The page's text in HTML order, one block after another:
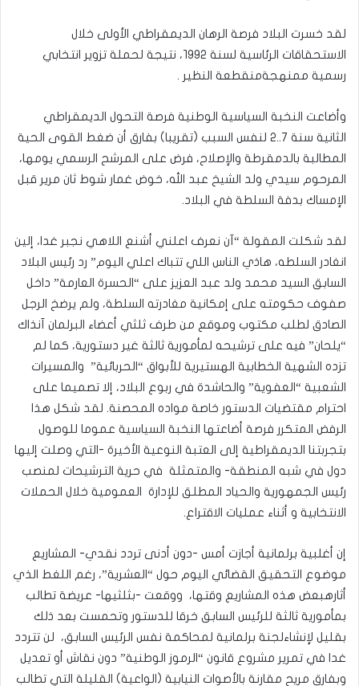
لقد خسرت البلاد فرصة الرهان الديمقراطي الأولى خلال
الاستحقاقات الرئاسية لسنة ١٩٩٢، نتيجة لحملة تزوير انتخابي
رسمية ممنهجةمنقطعة النظير .
وأضاعت النخبة السياسية الوطنية فرصة التحول الديمقراطي
الثانية سنة ٧..٢ لنفس السبب (تقريبا) بفارق أن ضغط القوى الحية
المطالبة بالدمقرطة والإصلاح، فرض على المرشح الرسمي يومها،
المرحوم سيدي ولد الشيخ عبد الله، خوض غمار شوط ثان مرير قبل
الإمساك بدفة السلطة في البلاد.
لقد شكلت المقولة “آن نعرف اعلني أشنع اللاهي نجبر غدا، إلين
انغادر السلطه، هاذي الناس اللي تتباك اعلي اليوم” رد رئيس البلاد
السابق السيد محمد ولد عبد العزيز على “الحسرة العارمة” داخل
صفوف حكومته على إمكانية مغادرته السلطة، ولم يرضخ الرجل
الصادق لطلب مكتوب وموقع من طرف ثلثي أعضاء البرلمان آنذاك
“يلحان” فيه على ترشيحه لمأمورية ثالثة غير دستورية، كما لم
تزده الشهية الخطابية الهستيرية للأبواق “الحربائية” والمسيرات
الشعبية “العفوية” والحاشدة في ربوع البلاد، إلا تصميما على
احترام مقتضيات الدستور خاصة مواده المحصنة. لقد شكل هذا
الرفض المتكرر فرصة أضاعتها النخبة السياسية عموما للوصول
بتجربتنا الديمقراطية إلى العتبة النوعية الأخيرة -التي وصلت إليها
دول في شبه المنطقة- والمتمثلة في حرية الترشيحات لمنصب
رئيس الجمهورية والحياد المطلق للإدارة العمومية خلال الحملات
الانتخابية و أثناء عمليات الاقتراع.
إن أغلبية برلمانية أجازت أمس -دون أدنى تردد نقدي- المشاريع
موضوع التحقيق القضائي اليوم حول “العشرية”، رغم اللغط الذي
أثارهبعض هذه المشاريع وقتها، ووقعت -بثلثيها- عريضة تطالب
بمأمورية ثالثة للرئيس السابق خرقا للدستور وتحمست بعد ذلك
بقليل لإنشاءلجنة برلمانية لمحاكمة نفس الرئيس السابق، لن تتردد
غدا في تمرير مشروع قانون “الرموز الوطنية” دون نقاش أو تعديل
وبفارق مريح مقارنة بالأصوات النيابية (الواعية) القليلة التي تطالب